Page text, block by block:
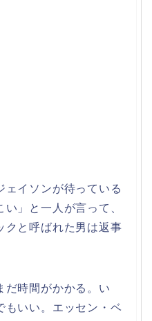
ェイソンが待っている
」と一人が言って、
クと呼ばれた男は返事
だ時間がかかる。い
もいい。エッセン・ベ